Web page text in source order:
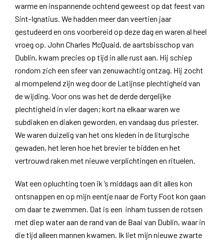
warme en inspannende ochtend geweest op dat feest van
Sint-Ignatius. We hadden meer dan veertien jaar
gestudeerd en ons voorbereid op deze dag en waren al heel
vroeg op. John Charles McQuaid, de aartsbisschop van
Dublin, kwam precies op tijd in alle rust aan. Hij schiep
rondom zich een sfeer van zenuwachtig ontzag. Hij zocht
al mompelend zijn weg door de Latijnse plechtigheid van
de wijding. Voor ons was het de derde dergelijke
plechtigheid in vier dagen; kort na elkaar waren we
subdiaken en diaken geworden, en vandaag dus priester.
We waren duizelig van het ons kleden in de liturgische
gewaden, het leren hoe het brevier te bidden en het
vertrouwd raken met nieuwe verplichtingen en rituelen.
Wat een opluchting toen ik ’s middags aan dit alles kon
ontsnappen en op mijn eentje naar de Forty Foot kon gaan
om daar te zwemmen. Dat is een inham tussen de rotsen
met diep water aan de rand van de Baai van Dublin, waar in
die tijd alleen mannen kwamen. Ik liet mijn nieuwe zwarte